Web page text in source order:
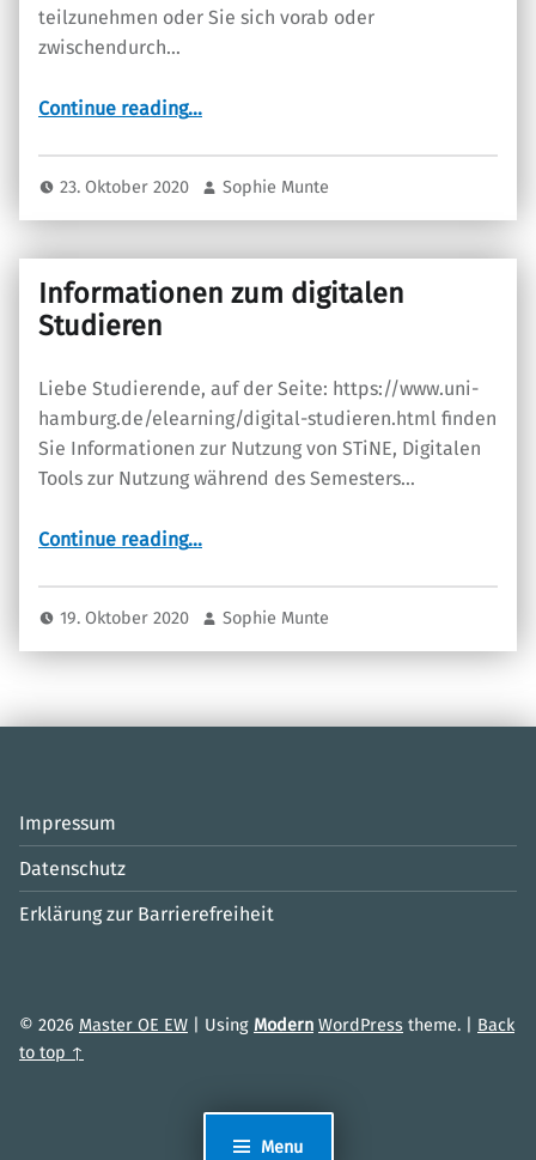
Menu
teilzunehmen oder Sie sich vorab oder
zwischendurch…
Continue reading…
23. Oktober 2020 Sophie Munte
Informationen zum digitalen
Studieren
Liebe Studierende, auf der Seite: https://www.uni-
hamburg.de/elearning/digital-studieren.html finden
Sie Informationen zur Nutzung von STiNE, Digitalen
Tools zur Nutzung während des Semesters…
Continue reading…
19. Oktober 2020 Sophie Munte
Impressum
Datenschutz
Erklärung zur Barrierefreiheit
© 2026 Master OE EW | Using Modern WordPress theme. | Back
to top ↑